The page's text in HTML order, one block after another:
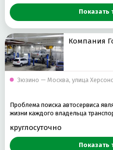
Показать
Компания
Зюзино — Москва, улица
Проблема поиска автосервиса
жизни каждого владельца
круглосуточно
Показать